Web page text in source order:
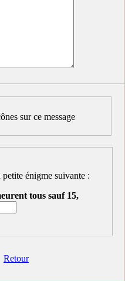
sur ce message
énigme suivante :
tous sauf 15,
Retour